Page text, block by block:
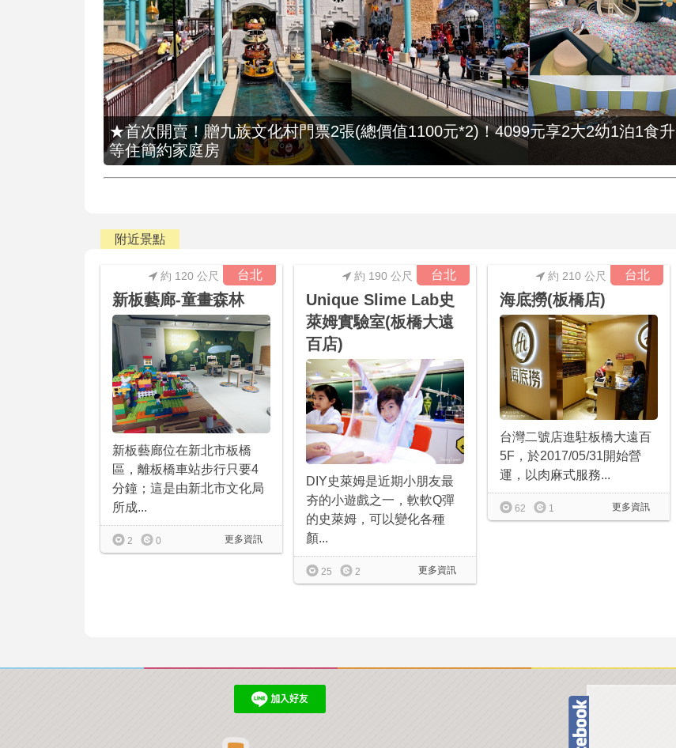
★首次開賣！贈九族文化村門票2張(總價值1100元*2)！4099元享2大2幼1泊1食升
等住簡約家庭房
附近景點
台北
約 120 公尺
新板藝廊-童畫森林
新板藝廊位在新北市板橋
區，離板橋車站步行只要4
分鐘；這是由新北市文化局
所成...
更多資訊
2 0
台北
約 190 公尺
Unique Slime Lab史
萊姆實驗室(板橋大遠
百店)
DIY史萊姆是近期小朋友最
夯的小遊戲之一，軟軟Q彈
的史萊姆，可以變化各種
顏...
更多資訊
25 2
台北
約 210 公尺
海底撈(板橋店)
台灣二號店進駐板橋大遠百
5F，於2017/05/31開始營
運，以肉麻式服務...
更多資訊
62 1